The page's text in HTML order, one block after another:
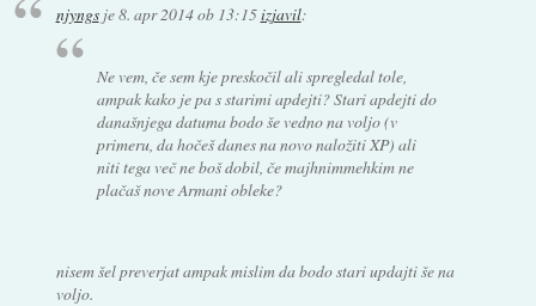
njyngsje8. apr 2014 ob 13:15izjavil:
Ne vem, če sem kje preskočil ali spregledal tole,
ampak kako je pa s starimi apdejti? Stari apdejti do
današnjega datuma bodo še vedno na voljo (v
primeru, da hočeš danes na novo naložiti XP) ali
niti tega več ne boš dobil, če majhnimmehkim ne
plačaš nove Armani obleke?
nisem šel preverjat ampak mislim da bodo stari updajti še na
voljo.